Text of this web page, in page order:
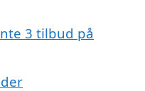
3 tilbud på